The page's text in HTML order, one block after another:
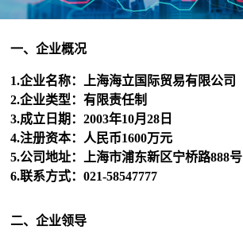
一、企业概况
1.企业名称：上海海立国际贸易有限公司
2.企业类型：有限责任制
3.成立日期：2003年10月28日
4.注册资本：人民币1600万元
5.公司地址：上海市浦东新区宁桥路888号
6.联系方式：021-58547777
二、企业领导